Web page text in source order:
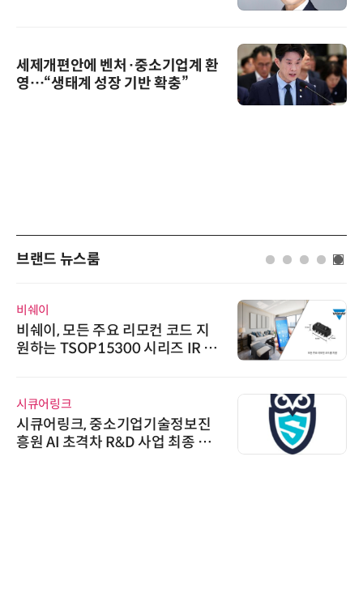
세제개편안에 벤처·중소기업계 환
영…“생태계 성장 기반 확충”
브랜드 뉴스룸
비쉐이
비쉐이, 모든 주요 리모컨 코드 지
원하는 TSOP15300 시리즈 IR 수
시큐어링크
시큐어링크, 중소기업기술정보진
흥원 AI 초격차 R&D 사업 최종 선